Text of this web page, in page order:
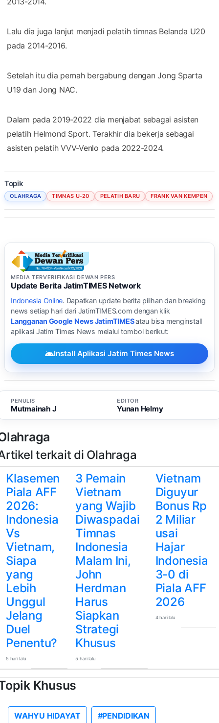
Lalu dia juga lanjut menjadi pelatih timnas Belanda U20
pada 2014-2016.
Setelah itu dia pernah bergabung dengan Jong Sparta
U19 dan Jong NAC.
Dalam pada 2019-2022 dia menjabat sebagai asisten
pelatih Helmond Sport. Terakhir dia bekerja sebagai
asisten pelatih VVV-Venlo pada 2022-2024.
Topik
OLAHRAGA TIMNAS U-20 PELATIH BARU FRANK VAN KEMPEN
MEDIA TERVERIFIKASI DEWAN PERS
Update Berita JatimTIMES Network
Indonesia Online. Dapatkan update berita pilihan dan breaking
news setiap hari dari JatimTIMES.com dengan klik
Langganan Google News JatimTIMESatau bisa menginstall
aplikasi Jatim Times News melalui tombol berikut:
Install Aplikasi Jatim Times News
PENULIS
Mutmainah J
EDITOR
Yunan Helmy
terkait di Olahraga
Klasemen
Piala AFF
2026:
Indonesia
Vs
Vietnam,
Siapa
yang
Lebih
Unggul
Jelang
Duel
Penentu?
5 hari lalu
3 Pemain
Vietnam
yang Wajib
Diwaspadai
Timnas
Indonesia
Malam Ini,
John
Herdman
Harus
Siapkan
Strategi
Khusus
5 hari lalu
Vietnam
Diguyur
Bonus Rp
2 Miliar
usai
Hajar
Indonesia
3-0 di
Piala AFF
2026
4 hari lalu
Khusus
WAHYU HIDAYAT #PENDIDIKAN